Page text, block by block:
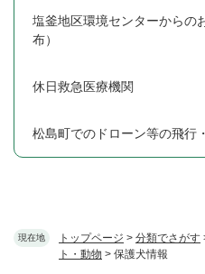
現在地 トップページ > 分類でさがす
ト・動物 > 保護犬情報
塩釜地区環境センターからの
布）
休日救急医療機関
松島町でのドローン等の飛行